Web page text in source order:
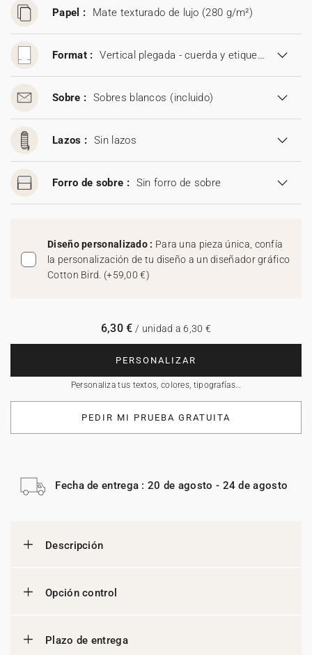
Papel : Mate texturado de lujo (280 g/m²)
Format : Vertical plegada - cuerda y etiqueta (11,5 x 17,5 cm)
Sobre : Sobres blancos (incluido)
Lazos : Sin lazos
Forro de sobre : Sin forro de sobre
Diseño personalizado : Para una pieza única, confía
la personalización de tu diseño a un diseñador gráfico
Cotton Bird. (+59,00 €)
PERSONALIZAR
Personaliza tus textos, colores, tipografías…
6,30 € / unidad a 6,30 €
PEDIR MI PRUEBA GRATUITA
Fecha de entrega : 20 de agosto - 24 de agosto
Descripción
Opción control
Plazo de entrega